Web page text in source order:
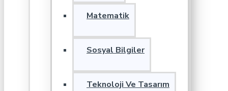
Matematik
Sosyal Bilgiler
Teknoloji Ve Tasarım